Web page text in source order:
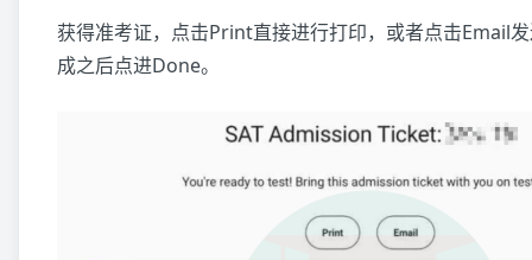
获得准考证，点击Print直接进行打印，或者点击Email
成之后点进Done。